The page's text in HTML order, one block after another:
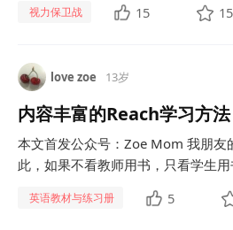
视力保卫战 15
love zoe 13岁
内容丰富的Reach学习方法
本文首发公众号：Zoe Mom 我朋友
此，如果不看教师用书，只看学生
英语教材与练习册 5